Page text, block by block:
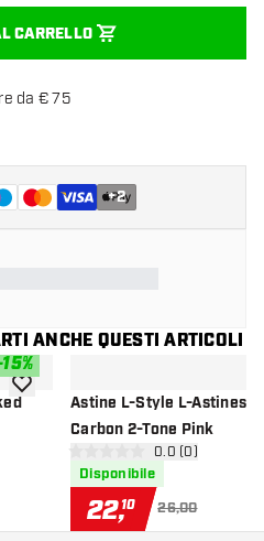
CARRELLO
da € 75
+2
ANCHE QUESTI ARTICOLI
15%
aggiungi alla lista dei desideri
Astine L-Style L-Astines
Carbon 2-Tone Pink
apri pannello
0 stelle di valutazione
0.0 (0)
Disponibile
22,10 26,00